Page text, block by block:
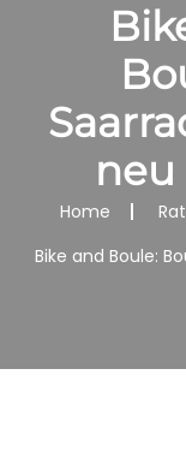
Home
Bike and Boule: